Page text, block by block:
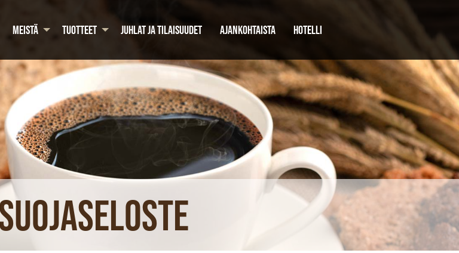
MEISTÄ TUOTTEET JUHLAT JA TILAISUUDET AJANKOHTAISTA HOTELLI